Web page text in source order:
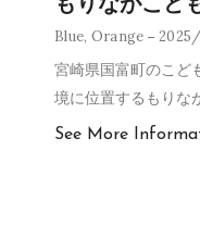
もりながこど
Blue, Orange
宮崎県国富町のこど
境に位置するもりな
See More